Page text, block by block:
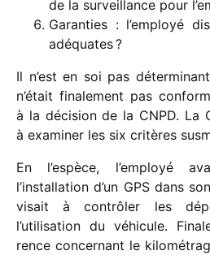
de la surveillance pour
Garanties : l’employé
adéquates ?
Il n’est en soi pas
n’était fina­le­ment pas
à la déci­sion de la CNPD. La
à exami­ner les six critères
En l’espèce, l’employé
l’installation d’un GPS dans
visait à contrô­ler les
l’utilisation du véhi­cule.
rence concer­nant le